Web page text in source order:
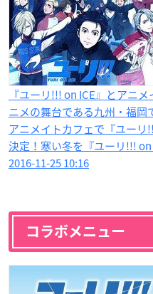
『ユーリ!!! on ICE』とアニ
ニメの舞台である九州・福岡
アニメイトカフェで『ユー
決定！寒い冬を『ユーリ!!!
2016-11-25 10:16
コラボメニュー